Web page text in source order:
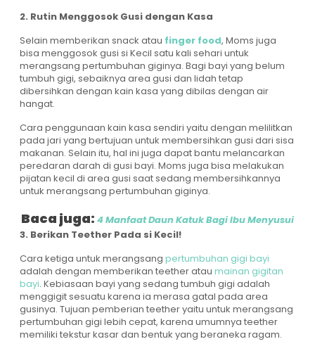
2. Rutin Menggosok Gusi dengan Kasa
Selain memberikan snack atau finger food, Moms juga
bisa menggosok gusi si Kecil satu kali sehari untuk
merangsang pertumbuhan giginya. Bagi bayi yang belum
tumbuh gigi, sebaiknya area gusi dan lidah tetap
dibersihkan dengan kain kasa yang dibilas dengan air
hangat.
Cara penggunaan kain kasa sendiri yaitu dengan melilitkan
pada jari yang bertujuan untuk membersihkan gusi dari sisa
makanan. Selain itu, hal ini juga dapat bantu melancarkan
peredaran darah di gusi bayi. Moms juga bisa melakukan
pijatan kecil di area gusi saat sedang membersihkannya
untuk merangsang pertumbuhan giginya.
Baca juga: 4 Manfaat Daun Katuk Bagi Ibu Menyusui
3. Berikan Teether Pada si Kecil!
Cara ketiga untuk merangsang pertumbuhan gigi bayi
adalah dengan memberikan teether atau mainan gigitan
bayi. Kebiasaan bayi yang sedang tumbuh gigi adalah
menggigit sesuatu karena ia merasa gatal pada area
gusinya. Tujuan pemberian teether yaitu untuk merangsang
pertumbuhan gigi lebih cepat, karena umumnya teether
memiliki tekstur kasar dan bentuk yang beraneka ragam.